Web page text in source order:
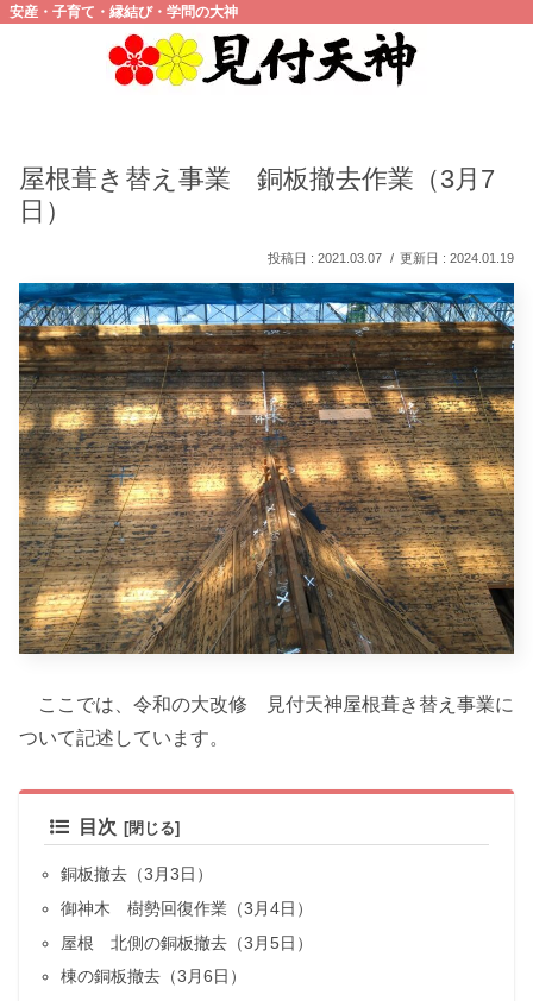
安産・子育て・縁結び・学問の大神
屋根葺き替え事業 銅板撤去作業（3月7
日）
2021.03.07 2024.01.19
ここでは、令和の大改修 見付天神屋根葺き替え事業に
ついて記述しています。
目次
銅板撤去（3月3日）
御神木 樹勢回復作業（3月4日）
屋根 北側の銅板撤去（3月5日）
棟の銅板撤去（3月6日）